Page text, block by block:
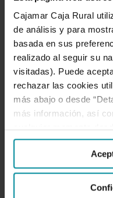
Cajamar Caja Rural
de análisis y para
basada en sus
realizado al seguir su
visitadas). Puede
rechazar las cookies
más abajo o desde
más información, así
El truco para
matrícula de
Cuáles son los
consumidos